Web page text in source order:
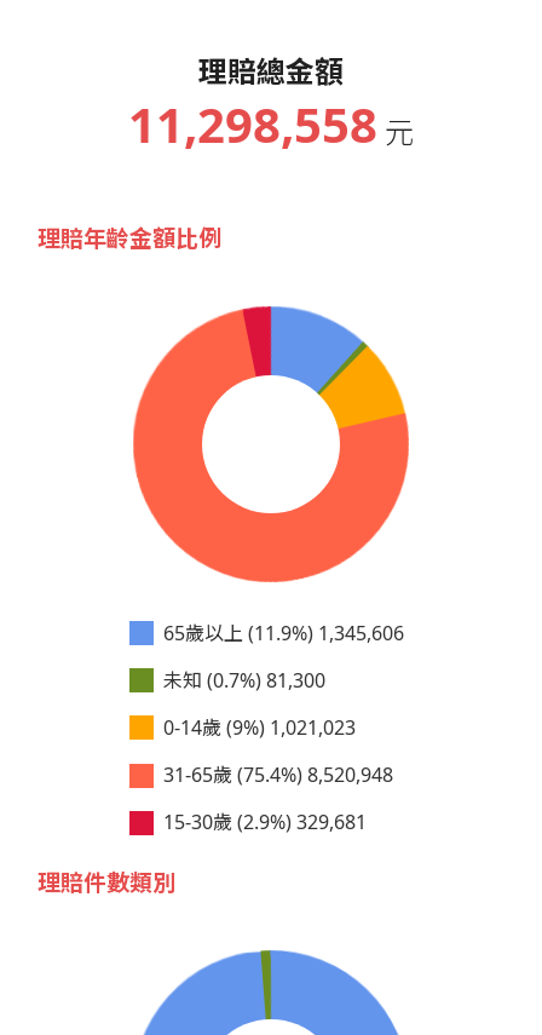
理賠總金額
11,298,558 元
理賠年齡金額比例
65歲以上 (11.9%) 1,345,606
未知 (0.7%) 81,300
0-14歲 (9%) 1,021,023
31-65歲 (75.4%) 8,520,948
15-30歲 (2.9%) 329,681
理賠件數類別